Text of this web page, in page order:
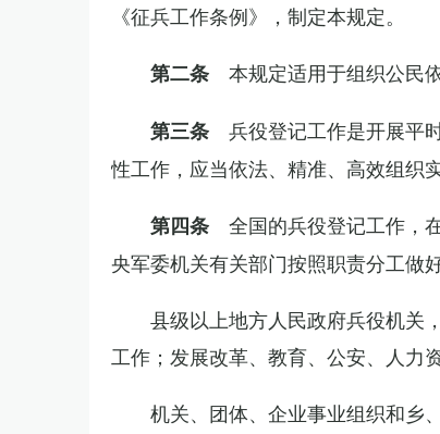
《征兵工作条例》，制定本规定。
第二条 本规定适用于组织公民
第三条 兵役登记工作是开展平
性工作，应当依法、精准、高效组织实
第四条 全国的兵役登记工作，
央军委机关有关部门按照职责分工做
县级以上地方人民政府兵役机关
工作；发展改革、教育、公安、人力
机关、团体、企业事业组织和乡